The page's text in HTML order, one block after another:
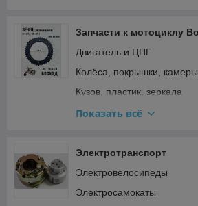
Топливная система и
Тормозная система
Трансмиссия (сцепление,
Электрооборудование и
Запчасти к мотоциклу
Двигатель и ЦПГ
Колёса, покрышки, камеры
Кузов, пластик, зеркала
Подвеска и рулевое
Ремкомплекты, прокладки,
Топливная система и
Трансмиссия (сцепление,
Показать всё
Электротранспорт
Электровелосипеды
Электросамокаты